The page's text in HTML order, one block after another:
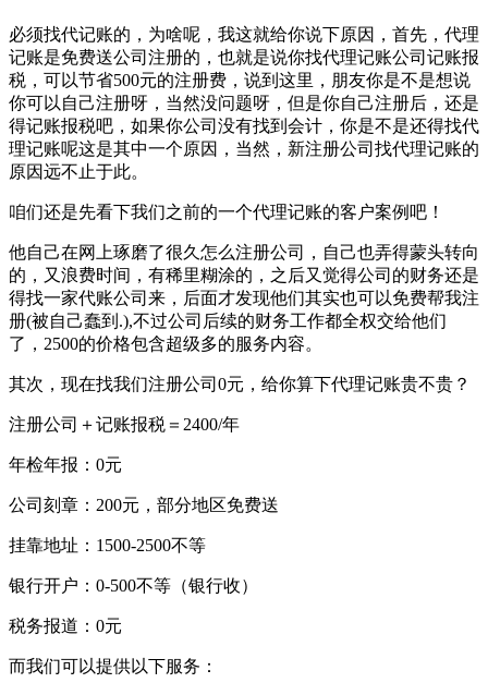
必须找代记账的，为啥呢，我这就给你说下原因，首先，代理
记账是免费送公司注册的，也就是说你找代理记账公司记账报
税，可以节省500元的注册费，说到这里，朋友你是不是想说
你可以自己注册呀，当然没问题呀，但是你自己注册后，还是
得记账报税吧，如果你公司没有找到会计，你是不是还得找代
理记账呢这是其中一个原因，当然，新注册公司找代理记账的
原因远不止于此。
咱们还是先看下我们之前的一个代理记账的客户案例吧！
他自己在网上琢磨了很久怎么注册公司，自己也弄得蒙头转向
的，又浪费时间，有稀里糊涂的，之后又觉得公司的财务还是
得找一家代账公司来，后面才发现他们其实也可以免费帮我注
册(被自己蠢到.),不过公司后续的财务工作都全权交给他们
了，2500的价格包含超级多的服务内容。
其次，现在找我们注册公司0元，给你算下代理记账贵不贵？
注册公司＋记账报税＝2400/年
年检年报：0元
公司刻章：200元，部分地区免费送
挂靠地址：1500-2500不等
银行开户：0-500不等（银行收）
税务报道：0元
而我们可以提供以下服务：